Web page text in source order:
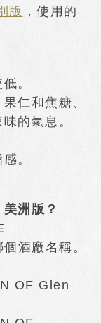
版 ，使用的
。
仁和焦糖、
的氣息。
。
洲版？
酒廠名稱。
OF Glen